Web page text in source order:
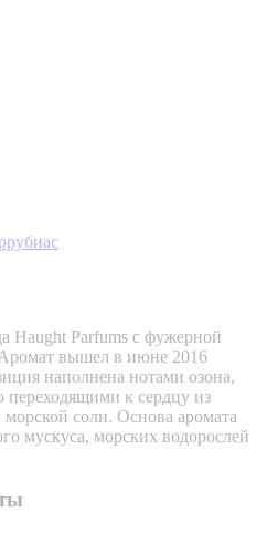
Haught Parfums с фужерной
вышел в июне 2016
наполнена нотами озона,
переходящими к сердцу из
соли. Основа аромата
мускуса, морских водорослей